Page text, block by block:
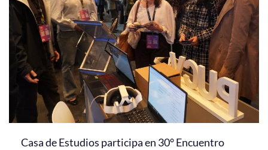
Casa de Estudios participa en 30° Encuentro